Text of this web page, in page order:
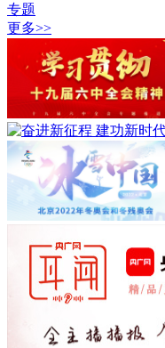
专题
更多>>